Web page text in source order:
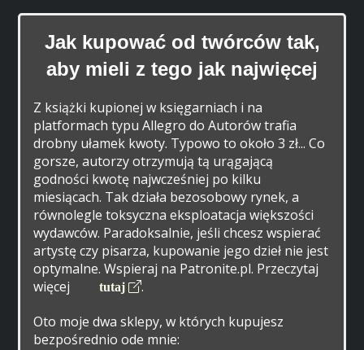
Jak kupować od twórców tak,
aby mieli z tego jak najwięcej
Z książki kupionej w księgarniach i na
platformach typu Allegro do Autorów trafia
drobny ułamek kwoty. Typowo to około 3 zł... Co
gorsze, autorzy otrzymują tą urągającą
godności kwotę najwcześniej po kilku
miesiącach. Tak działa bezosobowy rynek, a
równolegle toksyczna eksploatacja większości
wydawców. Paradoksalnie, jeśli chcesz wspierać
artystę czy pisarza, kupowanie jego dzieł nie jest
optymalne. Wspieraj na Patronite.pl. Przeczytaj
więcej
tutaj
.
Oto moje dwa sklepy, w których kupujesz
bezpośrednio ode mnie: